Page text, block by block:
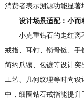
消费者表示溯源功能显著
设计场景适配：小
小克重钻石的走红离
戒指、耳钉、锁骨链、
简约爪镶、包镶等设计
工艺、几何纹理等时尚
中，细圈钻石戒指能提